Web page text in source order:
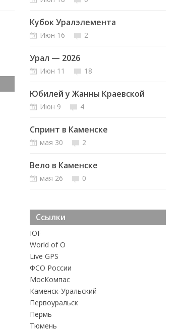
Кубок Уралэлемента
Июн 16 2
Урал — 2026
Июн 11 18
Юбилей у Жанны Краевской
Июн 9 4
Спринт в Каменске
мая 30 2
Вело в Каменске
мая 26 0
Ссылки
IOF
World of O
Live GPS
ФСО России
MосКомпас
Каменск-Уральский
Первоуральск
Пермь
Тюмень